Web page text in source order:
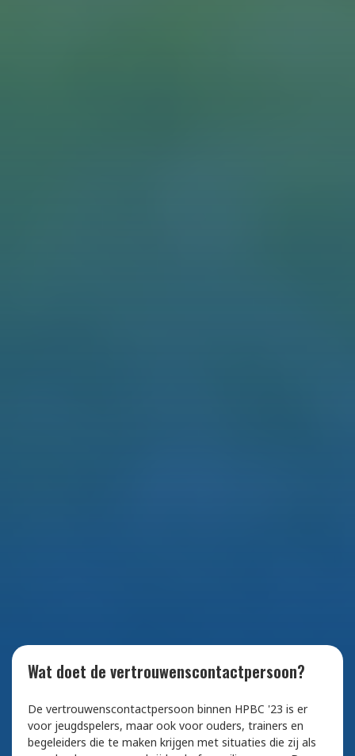
Wat doet de vertrouwenscontactpersoon?
De vertrouwenscontactpersoon binnen HPBC '23 is er
voor jeugdspelers, maar ook voor ouders, trainers en
begeleiders die te maken krijgen met situaties die zij als